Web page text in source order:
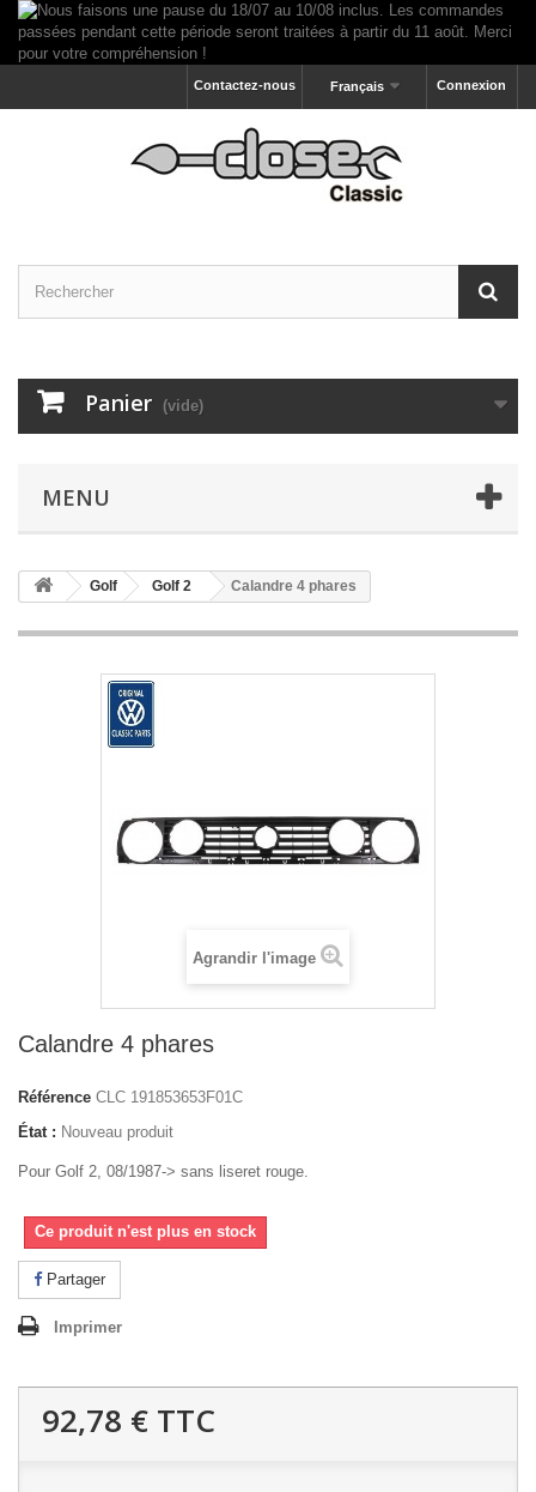
Connexion
Français
Contactez-nous
Panier (vide)
MENU
Golf Golf 2 Calandre 4 phares
Agrandir l'image
Calandre 4 phares
Référence CLC 191853653F01C
État : Nouveau produit
Pour Golf 2, 08/1987-> sans liseret rouge.
Ce produit n'est plus en stock
Partager
Imprimer
92,78 € TTC